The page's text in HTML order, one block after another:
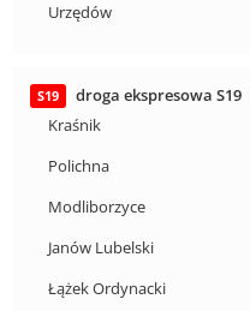
Urzędów
S19
droga ekspresowa S19
Kraśnik
Polichna
Modliborzyce
Janów Lubelski
Łążek Ordynacki